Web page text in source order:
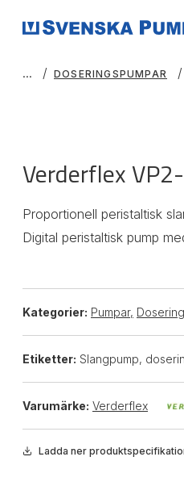
DOSERINGSPUMPAR
Verderflex
Proportionell peristaltisk
Digital peristaltisk pump
Kategorier: Pumpar,
Etiketter: Slangpump,
Varumärke: Verderflex
Ladda ner